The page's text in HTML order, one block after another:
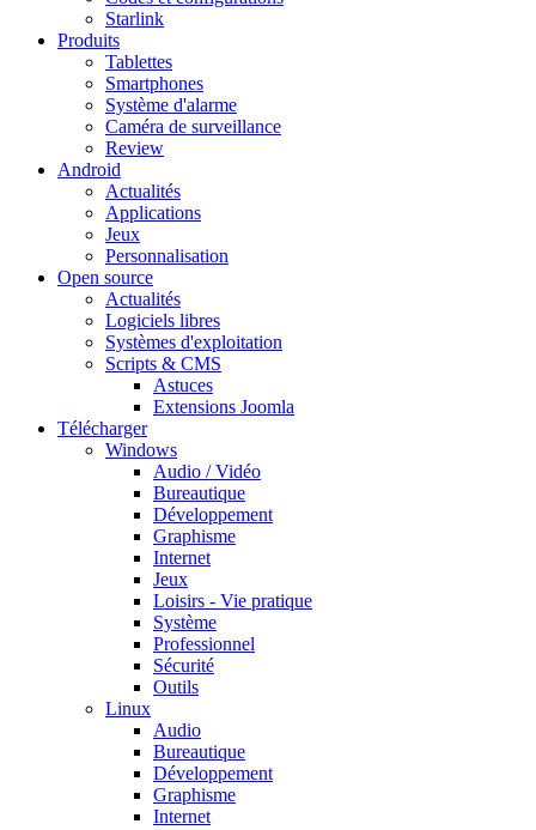
Starlink
Produits
Tablettes
Smartphones
Système d'alarme
Caméra de surveillance
Review
Android
Actualités
Applications
Jeux
Personnalisation
Open source
Actualités
Logiciels libres
Systèmes d'exploitation
Scripts & CMS
Astuces
Extensions Joomla
Télécharger
Windows
Audio / Vidéo
Bureautique
Développement
Graphisme
Internet
Jeux
Loisirs - Vie pratique
Système
Professionnel
Sécurité
Outils
Linux
Audio
Bureautique
Développement
Graphisme
Internet